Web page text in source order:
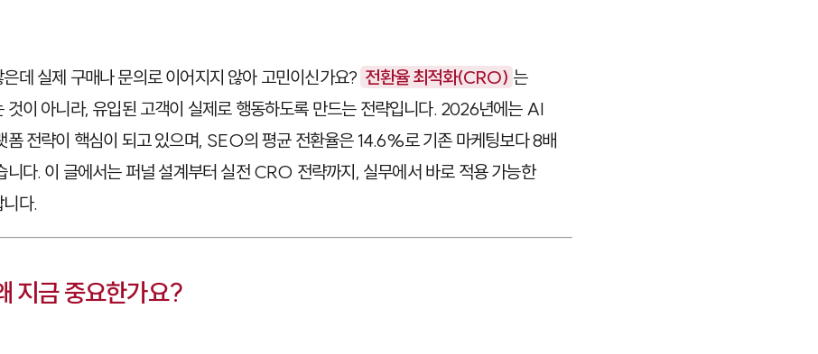
데 실제 구매나 문의로 이어지지 않아 고민이신가요? 전환율 최적화(CRO) 는
것이 아니라, 유입된 고객이 실제로 행동하도록 만드는 전략입니다. 2026년에는 AI
폼 전략이 핵심이 되고 있으며, SEO의 평균 전환율은 14.6%로 기존 마케팅보다 8배
니다. 이 글에서는 퍼널 설계부터 실전 CRO 전략까지, 실무에서 바로 적용 가능한
다.
지금 중요한가요?